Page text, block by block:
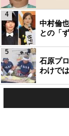
中村倫
との「
4
石原プ
わけで
5